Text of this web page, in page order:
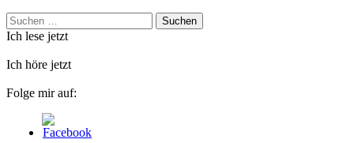
Suchen
nach:
Ich lese jetzt
Ich höre jetzt
Folge mir auf: